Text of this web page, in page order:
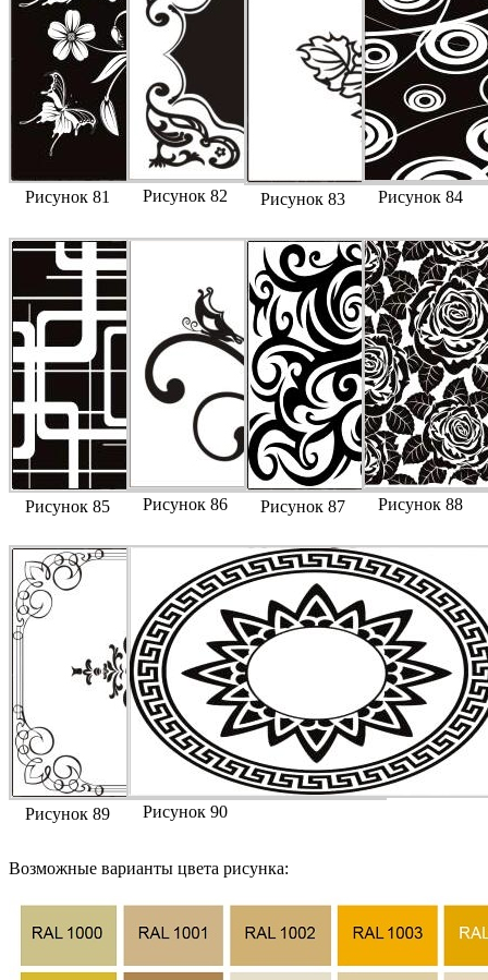
Рисунок 81 Рисунок 82 Рисунок 83 Рисунок 84
Рисунок 85 Рисунок 86 Рисунок 87 Рисунок 88
Рисунок 89 Рисунок 90
Возможные варианты цвета рисунка: